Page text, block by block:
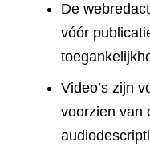
De
vóór
Video’s zijn
voorzien van